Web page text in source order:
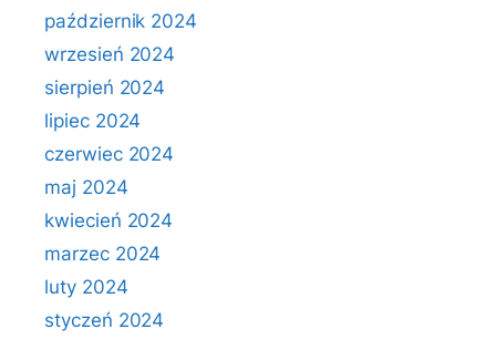
październik 2024
wrzesień 2024
sierpień 2024
lipiec 2024
czerwiec 2024
maj 2024
kwiecień 2024
marzec 2024
luty 2024
styczeń 2024